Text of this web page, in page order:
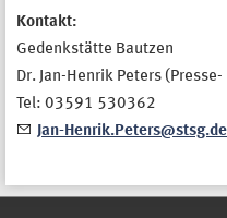
Kontakt:
Gedenkstätte Bautzen
Dr. Jan-Henrik Peters
Tel: 03591 530362
Jan-Henrik.Peters@stsg.de